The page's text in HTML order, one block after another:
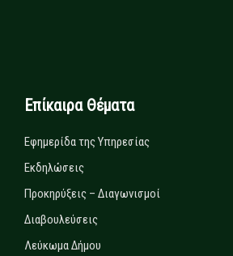
Επίκαιρα Θέματα
Εφημερίδα της Υπηρεσίας
Εκδηλώσεις
Προκηρύξεις – Διαγωνισμοί
Διαβουλεύσεις
Λεύκωμα Δήμου